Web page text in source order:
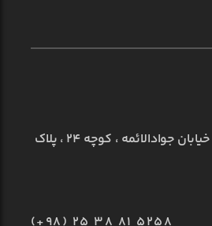
استان قم ، شهر قم ، خیابان جوادالائمه ، کوچه ۲۴ ، پلاک